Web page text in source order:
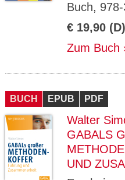
Buch,
€ 19,90 (D)
Zum Buch
BUCH EPUB PDF
Walter
GABALS
ND